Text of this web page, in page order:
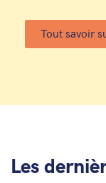
Tout savoir
Les